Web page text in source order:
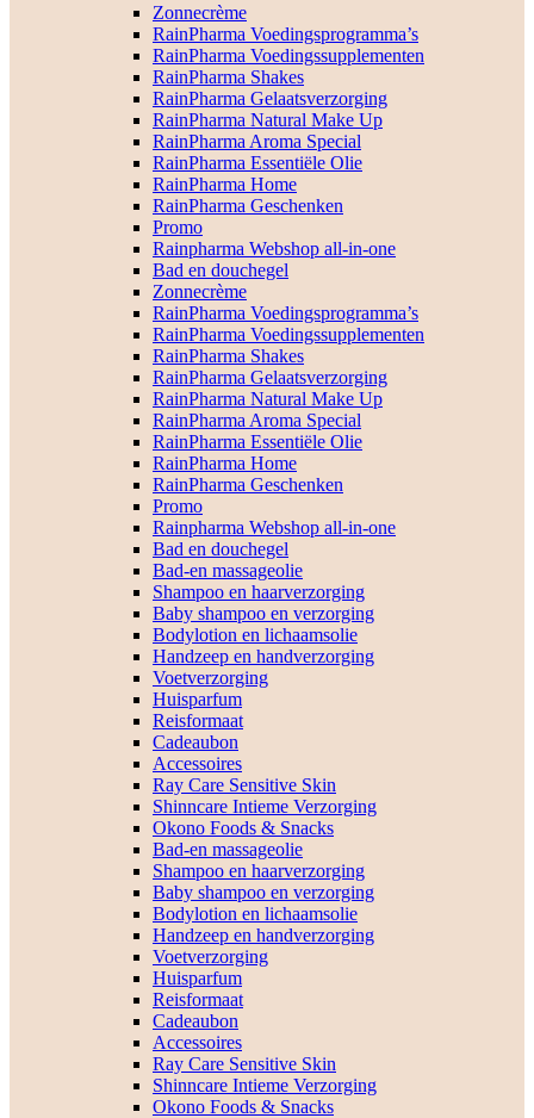
Zonnecrème
RainPharma Voedingsprogramma’s
RainPharma Voedingssupplementen
RainPharma Shakes
RainPharma Gelaatsverzorging
RainPharma Natural Make Up
RainPharma Aroma Special
RainPharma Essentiële Olie
RainPharma Home
RainPharma Geschenken
Promo
Rainpharma Webshop all-in-one
Bad en douchegel
Zonnecrème
RainPharma Voedingsprogramma’s
RainPharma Voedingssupplementen
RainPharma Shakes
RainPharma Gelaatsverzorging
RainPharma Natural Make Up
RainPharma Aroma Special
RainPharma Essentiële Olie
RainPharma Home
RainPharma Geschenken
Promo
Rainpharma Webshop all-in-one
Bad en douchegel
Bad-en massageolie
Shampoo en haarverzorging
Baby shampoo en verzorging
Bodylotion en lichaamsolie
Handzeep en handverzorging
Voetverzorging
Huisparfum
Reisformaat
Cadeaubon
Accessoires
Ray Care Sensitive Skin
Shinncare Intieme Verzorging
Okono Foods & Snacks
Bad-en massageolie
Shampoo en haarverzorging
Baby shampoo en verzorging
Bodylotion en lichaamsolie
Handzeep en handverzorging
Voetverzorging
Huisparfum
Reisformaat
Cadeaubon
Accessoires
Ray Care Sensitive Skin
Shinncare Intieme Verzorging
Okono Foods & Snacks